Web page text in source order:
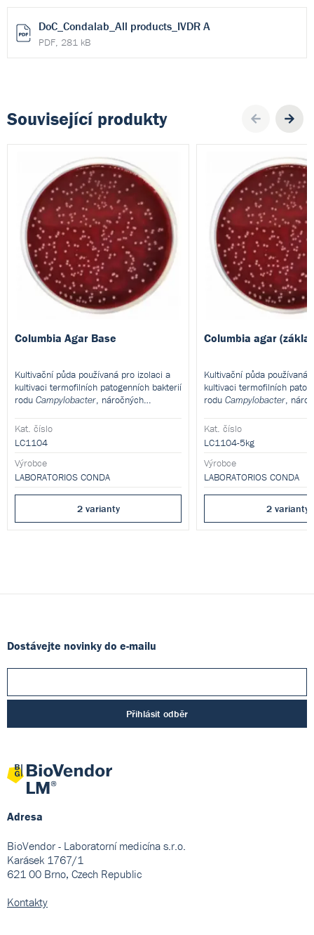
DoC_Condalab_All products_IVDR A
PDF, 281 kB
Související produkty
Columbia Agar Base
Kultivační půda používaná pro izolaci a
kultivaci termofilních patogenních bakterií
rodu Campylobacter, náročných
hemolytických reakcí. Tento produkt je
dodáván v dehydratované formě a je
určen pro přípravu hotových kultivačních
médií.
Kat. číslo
LC1104
Výrobce
LABORATORIOS CONDA
2 varianty
Columbia agar
Kultivační půda používaná
kultivaci termofilních
rodu Campylobacter,
hemolytických reakcí.
dodáván v dehydratované
určen pro přípravu
médií.
Kat. číslo
LC1104-5kg
Výrobce
LABORATORIOS CONDA
2 varianty
Dostávejte novinky do e-mailu
Přihlásit odběr
Adresa
BioVendor - Laboratorní medicína s.r.o.
Karásek 1767/1
621 00 Brno, Czech Republic
Kontakty